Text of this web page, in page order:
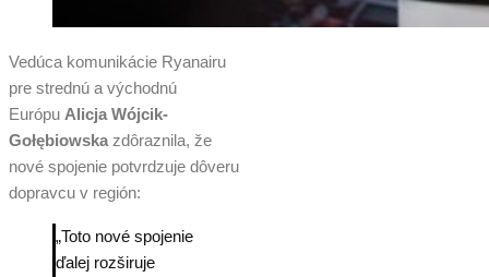
Vedúca komunikácie Ryanairu
pre strednú a východnú
Európu Alicja Wójcik-
Gołębiowska zdôraznila, že
nové spojenie potvrdzuje dôveru
dopravcu v región:
„Toto nové spojenie
ďalej rozširuje